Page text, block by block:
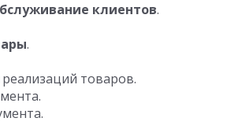
клиентов.
.
товаров.